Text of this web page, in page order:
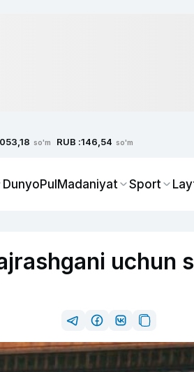
so'm RUB :146,54 so'm
DunyoPulMadaniyat Sport
uchun